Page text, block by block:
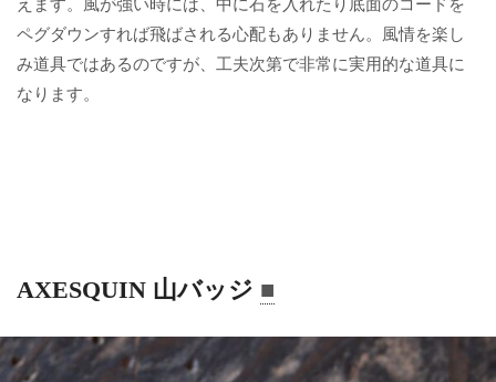
ペグダウンすれば飛ばされる心配もありません。風情を楽し
み道具ではあるのですが、工夫次第で非常に実用的な道具に
なります。
AXESQUIN 山バッジ ■